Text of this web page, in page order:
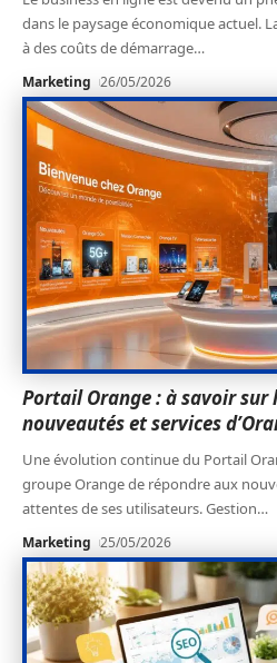
dans le paysage économique actuel.
à des coûts de démarrage…
Marketing 26/05/2026
Portail Orange : à savoir sur
nouveautés et services
Une évolution continue du Portail
groupe Orange de répondre aux
attentes de ses utilisateurs. Gestion…
Marketing 25/05/2026